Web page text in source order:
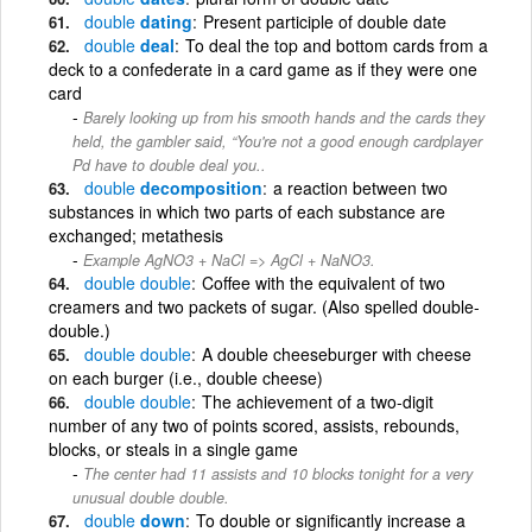
double dating Present participle of double date
double deal To deal the top and bottom cards from a
deck to a confederate in a card game as if they were one
card
Barely looking up from his smooth hands and the cards they
held, the gambler said, “You're not a good enough cardplayer
Pd have to double deal you..
double decomposition a reaction between two
substances in which two parts of each substance are
exchanged; metathesis
Example AgNO3 + NaCl => AgCl + NaNO3.
double double Coffee with the equivalent of two
creamers and two packets of sugar. (Also spelled double-
double.)
double double A double cheeseburger with cheese
on each burger (i.e., double cheese)
double double The achievement of a two-digit
number of any two of points scored, assists, rebounds,
blocks, or steals in a single game
The center had 11 assists and 10 blocks tonight for a very
unusual double double.
double down To double or significantly increase a